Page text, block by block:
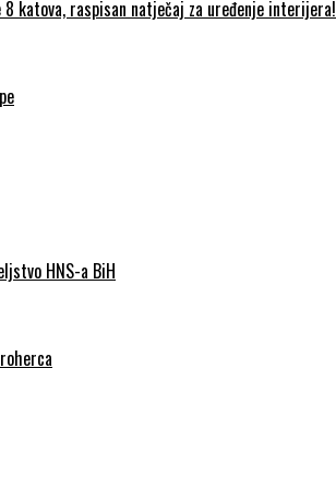
8 katova, raspisan natječaj za uređenje interijera!
HNS-a BiH